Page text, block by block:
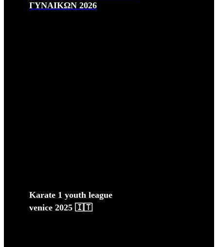
ΓΥΝΑΙΚΩΝ 2026
Karate 1 youth league
venice 2025 🇮🇹